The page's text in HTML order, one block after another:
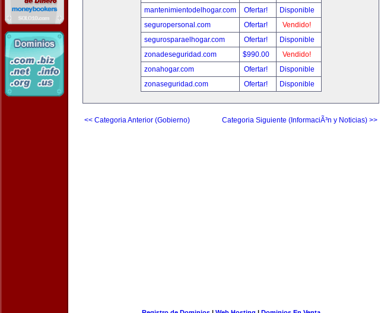
mantenimientodelhogar.com
Ofertar!
Disponible
seguropersonal.com
Ofertar!
Vendido!
segurosparaelhogar.com
Ofertar!
Disponible
zonadeseguridad.com
$990.00
Vendido!
zonahogar.com
Ofertar!
Disponible
zonaseguridad.com
Ofertar! Disponible
<< Categoria Anterior (Gobierno) Categoria Siguiente (InformaciÃ³n y Noticias) >>